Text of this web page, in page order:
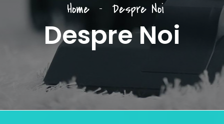
Home Despre Noi
Despre Noi